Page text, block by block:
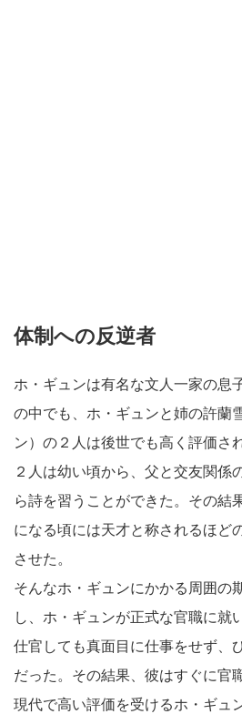
体制への反逆者
ホ・ギュンは有名な文人一家の息
の中でも、ホ・ギュンと姉の許蘭
ン）の２人は後世でも高く評価さ
２人は幼い頃から、父と交友関係
ら詩を習うことができた。その結
になる頃には天才と称されるほど
させた。
そんなホ・ギュンにかかる周囲の
し、ホ・ギュンが正式な官職に就
仕官しても真面目に仕事をせず、
だった。その結果、彼はすぐに官
現代で高い評価を受けるホ・ギュ